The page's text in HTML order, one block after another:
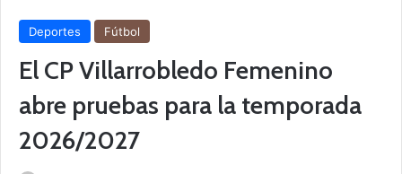
Deportes Fútbol
El CP Villarrobledo Femenino
abre pruebas para la temporada
2026/2027